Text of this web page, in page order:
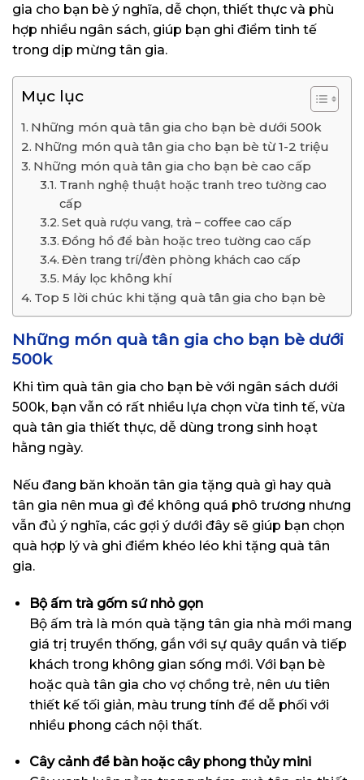
gia cho bạn bè ý nghĩa, dễ chọn, thiết thực và phù
hợp nhiều ngân sách, giúp bạn ghi điểm tinh tế
trong dịp mừng tân gia.
Mục lục
Những món quà tân gia cho bạn bè dưới 500k
Những món quà tân gia cho bạn bè từ 1-2 triệu
Những món quà tân gia cho bạn bè cao cấp
Tranh nghệ thuật hoặc tranh treo tường cao
cấp
Set quà rượu vang, trà – coffee cao cấp
Đồng hồ để bàn hoặc treo tường cao cấp
Đèn trang trí/đèn phòng khách cao cấp
Máy lọc không khí
Top 5 lời chúc khi tặng quà tân gia cho bạn bè
Những món quà tân gia cho bạn bè dưới
500k
Khi tìm quà tân gia cho bạn bè với ngân sách dưới
500k, bạn vẫn có rất nhiều lựa chọn vừa tinh tế, vừa
quà tân gia thiết thực, dễ dùng trong sinh hoạt
hằng ngày.
Nếu đang băn khoăn tân gia tặng quà gì hay quà
tân gia nên mua gì để không quá phô trương nhưng
vẫn đủ ý nghĩa, các gợi ý dưới đây sẽ giúp bạn chọn
quà hợp lý và ghi điểm khéo léo khi tặng quà tân
gia.
Bộ ấm trà gốm sứ nhỏ gọn
Bộ ấm trà là món quà tặng tân gia nhà mới mang
giá trị truyền thống, gắn với sự quây quần và tiếp
khách trong không gian sống mới. Với bạn bè
hoặc quà tân gia cho vợ chồng trẻ, nên ưu tiên
thiết kế tối giản, màu trung tính để dễ phối với
nhiều phong cách nội thất.
Cây cảnh để bàn hoặc cây phong thủy mini